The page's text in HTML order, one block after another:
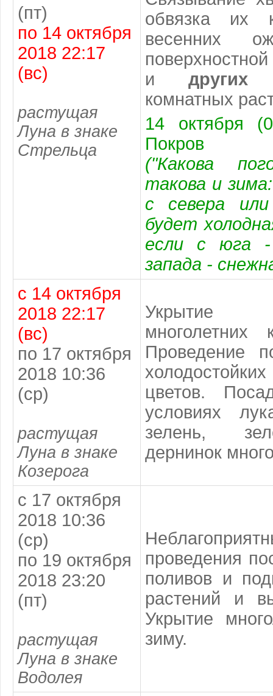
(пт)
по 14 октября
2018 22:17
(вс)
растущая
Луна в знаке
Стрельца
обвязка их
весенних
идругих
комнатных
14 октября
Покров
("Какова
такова и
с севера
будет
если с юга
запада -
с 14 октября
2018 22:17
(вс)
по 17 октября
2018 10:36
(ср)
растущая
Луна в знаке
Козерога
Укрытие
многолетних
Проведение
цветов.
условиях
зелень,
дернинок
с 17 октября
2018 10:36
(ср)
по 19 октября
2018 23:20
(пт)
растущая
Луна в знаке
Водолея
проведения
поливов и
растений и
Укрытие
зиму.